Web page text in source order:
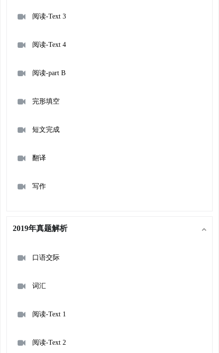
阅读-Text 3
阅读-Text 4
阅读-part B
完形填空
短文完成
翻译
写作
2019年真题解析
口语交际
词汇
阅读-Text 1
阅读-Text 2